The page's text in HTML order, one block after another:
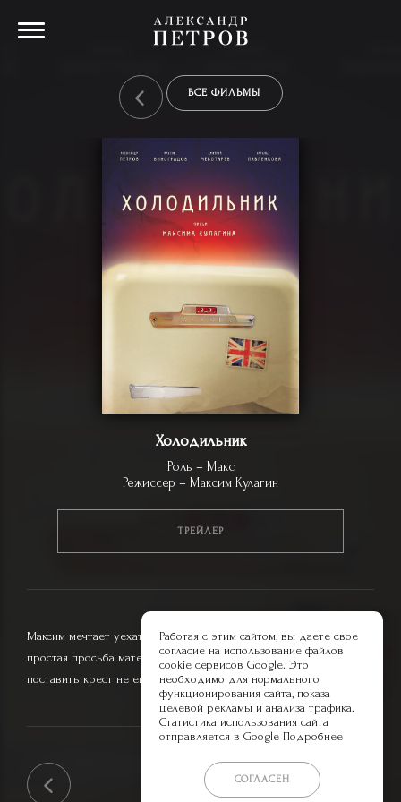
ВСЕ ФИЛЬМЫ
Холодильник
Роль – Макс
Режиссер – Максим Кулагин
ТРЕЙЛЕР
Максим мечтает уехать в Лондон и наконец получает визу. Но
простая просьба матери выбросить старый холодильник может
поставить крест не его мечте!
Работая с этим сайтом, вы даете свое
согласие на использование файлов
cookie сервисов Google. Это
необходимо для нормального
функционирования сайта, показа
целевой рекламы и анализа трафика.
Статистика использования сайта
отправляется в Google Подробнее
СОГЛАСЕН